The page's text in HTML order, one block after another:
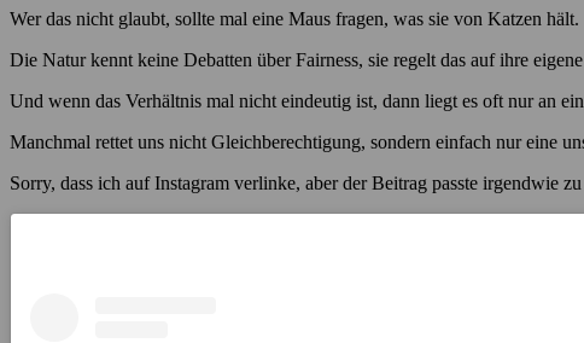
Wer das nicht glaubt, sollte mal eine Maus fragen, was sie von Katzen
Die Natur kennt keine Debatten über Fairness, sie regelt das auf ihre
Und wenn das Verhältnis mal nicht eindeutig ist, dann liegt es oft nur an
Manchmal rettet uns nicht Gleichberechtigung, sondern einfach nur eine
Sorry, dass ich auf Instagram verlinke, aber der Beitrag passte irgendwie